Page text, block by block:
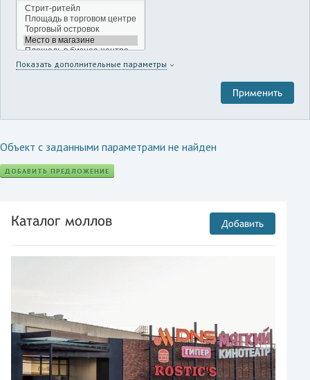
Показать дополнительные параметры
Объект с заданными параметрами не найден
ДОБАВИТЬ ПРЕДЛОЖЕНИЕ
Каталог моллов Добавить